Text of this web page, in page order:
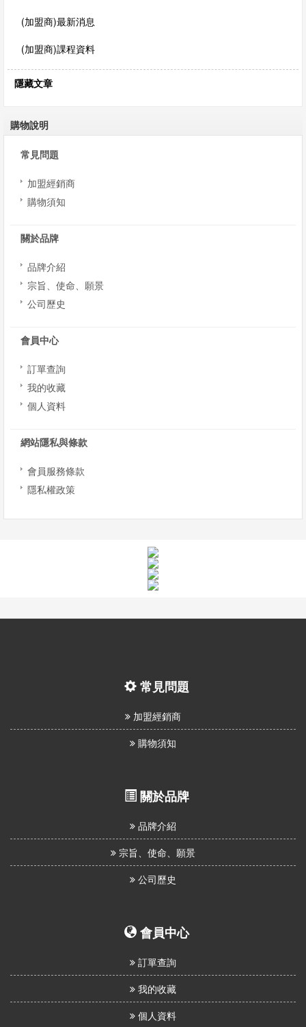
(加盟商)最新消息
(加盟商)課程資料
隱藏文章
購物說明
常見問題
加盟經銷商
購物須知
關於品牌
品牌介紹
宗旨、使命、願景
公司歷史
會員中心
訂單查詢
我的收藏
個人資料
網站隱私與條款
會員服務條款
隱私權政策
常見問題
加盟經銷商
購物須知
關於品牌
品牌介紹
宗旨、使命、願景
公司歷史
會員中心
訂單查詢
我的收藏
個人資料